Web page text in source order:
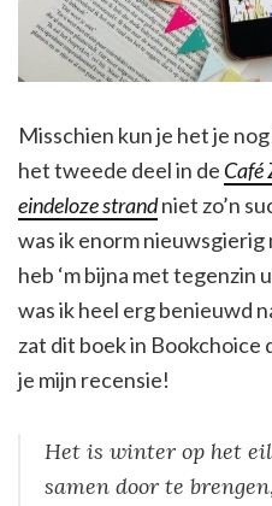
Misschien kun je het je
het tweede deel in de Café
eindeloze strandniet zo’n
was ik enorm nieuwsgierig
heb ‘m bijna met tegenzin
was ik heel erg benieuwd
zat dit boek in Bookchoice
je mijn recensie!
Het is winter op het
samen door te